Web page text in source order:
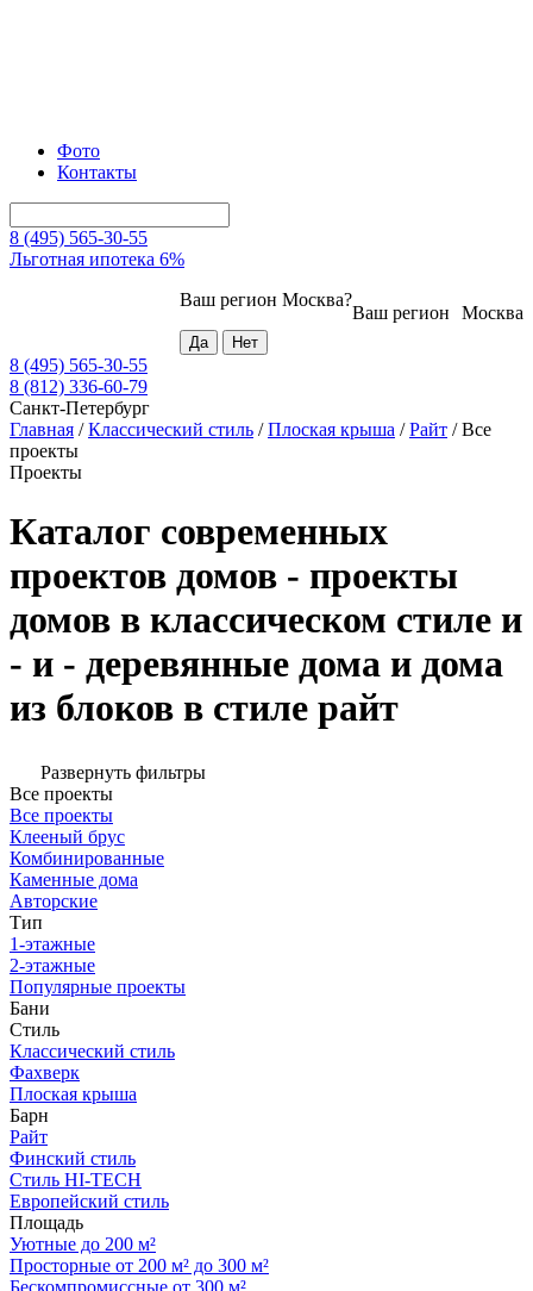
Фото
Контакты
8 (495) 565-30-55
Льготная ипотека 6%
Москва
Ваш регион
Ваш регион Москва?
8 (495) 565-30-55
8 (812) 336-60-79
Санкт-Петербург
Главная /Классический стиль /Плоская крыша /Райт /Все
проекты
Проекты
Каталог современных
проектов домов - проекты
домов в классическом стиле и
- и - деревянные дома и дома
из блоков в стиле райт
Развернуть фильтры
Все проекты
Все проекты
Клееный брус
Комбинированные
Каменные дома
Авторские
Тип
1-этажные
2-этажные
Популярные проекты
Бани
Стиль
Классический стиль
Фахверк
Плоская крыша
Барн
Райт
Финский стиль
Стиль HI-TECH
Европейский стиль
Площадь
Уютные до 200 м²
Просторные от 200 м² до 300 м²